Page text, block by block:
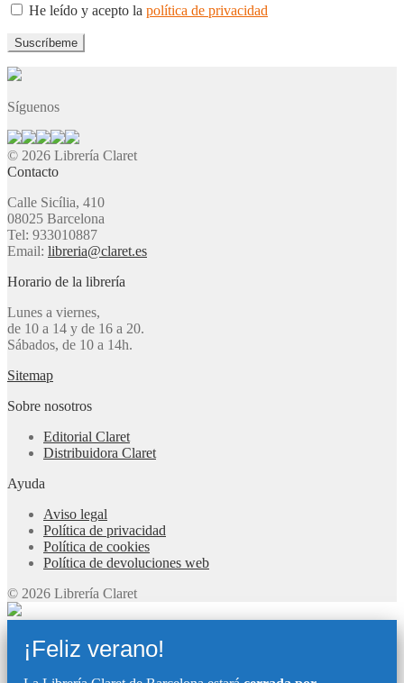
He leído y acepto la política de privacidad
Síguenos
© 2026 Librería Claret
Contacto
Calle Sicília, 410
08025 Barcelona
Tel: 933010887
Email: libreria@claret.es
Horario de la librería
Lunes a viernes,
de 10 a 14 y de 16 a 20.
Sábados, de 10 a 14h.
Sitemap
Sobre nosotros
Editorial Claret
Distribuidora Claret
Ayuda
Aviso legal
Política de privacidad
Política de cookies
Política de devoluciones web
© 2026 Librería Claret
¡Feliz verano!